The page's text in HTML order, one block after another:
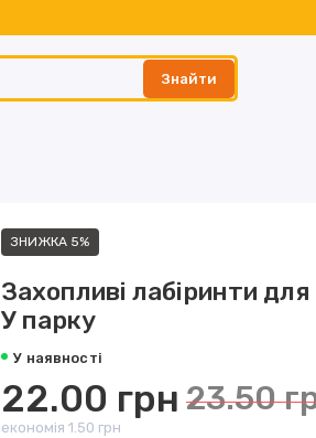
Знайти
ЗНИЖКА 5%
Захопливі лабіринти
У парку
У наявності
22.00 грн 23.50
економія 1.50 грн